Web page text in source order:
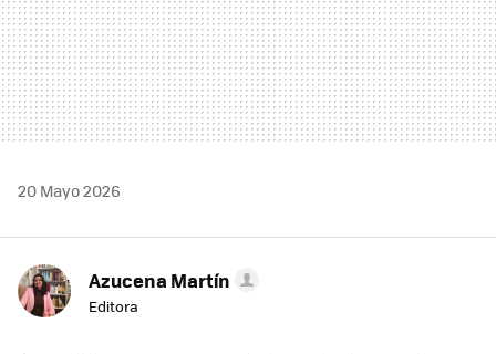
20 Mayo 2026
Azucena Martín
Editora